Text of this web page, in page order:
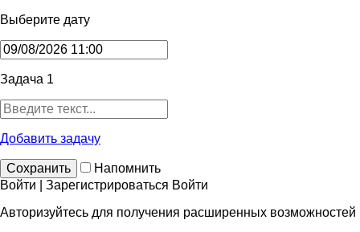
Выберите дату
Задача 1
Добавить задачу
Сохранить
Напомнить
Войти | Зарегистрироваться Войти
Авторизуйтесь для получения расширенных возможностей